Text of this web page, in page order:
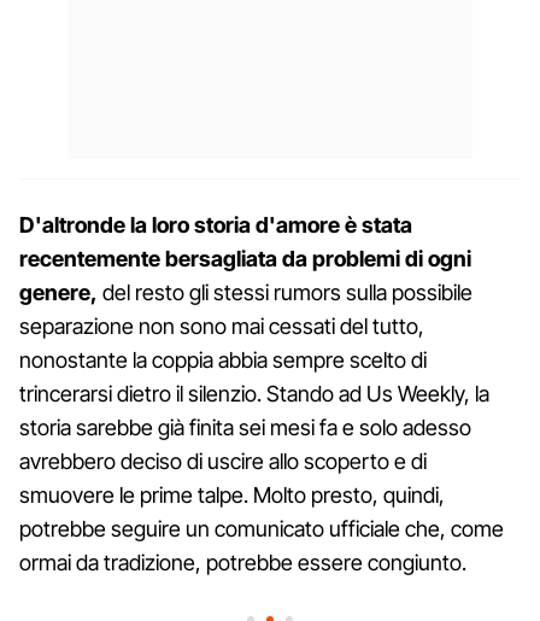
D'altronde la loro storia d'amore è stata
recentemente bersagliata da problemi di ogni
genere, del resto gli stessi rumors sulla possibile
separazione non sono mai cessati del tutto,
nonostante la coppia abbia sempre scelto di
trincerarsi dietro il silenzio. Stando ad Us Weekly, la
storia sarebbe già finita sei mesi fa e solo adesso
avrebbero deciso di uscire allo scoperto e di
smuovere le prime talpe. Molto presto, quindi,
potrebbe seguire un comunicato ufficiale che, come
ormai da tradizione, potrebbe essere congiunto.